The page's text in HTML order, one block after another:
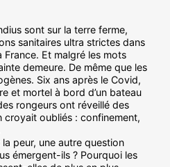
sont sur la terre ferme,
sanitaires ultra strictes dans
France. Et malgré les mots
demeure. De même que les
Six ans après le Covid,
et mortel à bord d’un bateau
rongeurs ont réveillé des
croyait oubliés : confinement,
peur, une autre question
émergent-ils ? Pourquoi les